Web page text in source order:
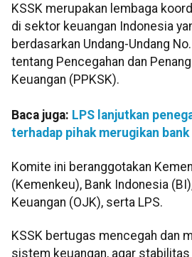
KSSK merupakan lembaga
di sektor keuangan Indonesia
berdasarkan Undang-Undang
tentang Pencegahan dan
Keuangan (PPKSK).
Baca juga: LPS lanjutkan
terhadap pihak merugikan bank
Komite ini beranggotakan
(Kemenkeu), Bank Indonesia
Keuangan (OJK), serta LPS.
KSSK bertugas mencegah dan
sistem keuangan, agar